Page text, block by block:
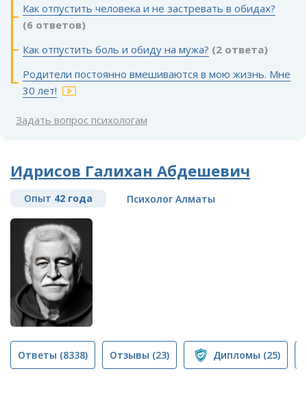
Как отпустить человека и не застревать в обидах?
(6 ответов)
Как отпустить боль и обиду на мужа? (2 ответа)
Родители постоянно вмешиваются в мою жизнь. Мне
30 лет!
Задать вопрос психологам
Идрисов Галихан Абдешевич
Опыт 42 года Психолог Алматы
Ответы (8338) Отзывы (23) Дипломы (25)